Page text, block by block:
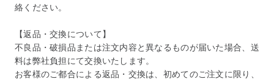
絡ください。
【返品・交換について】
不良品・破損品または注文内容と異なるものが届いた場合、送
料は弊社負担にて交換いたします。
お客様のご都合による返品・交換は、初めてのご注文に限り、